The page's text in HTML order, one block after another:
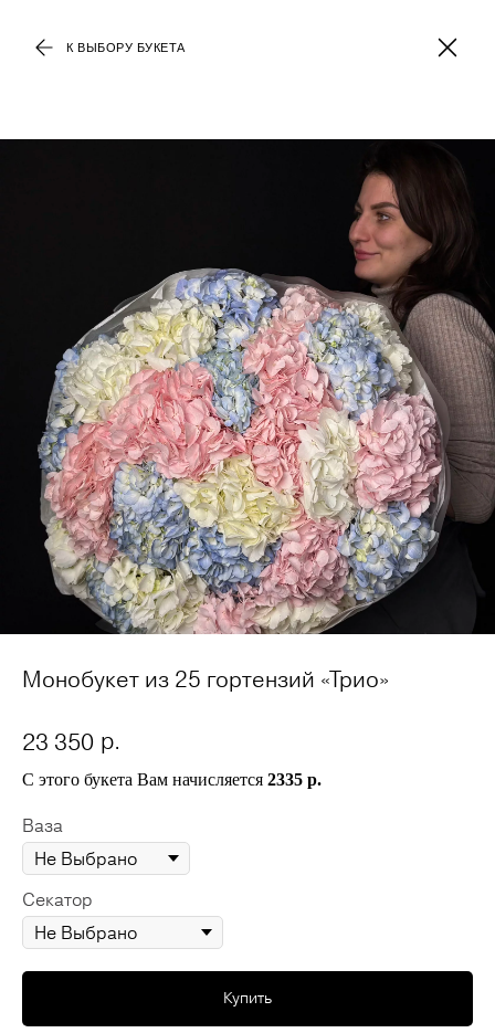
К ВЫБОРУ БУКЕТА
Монобукет из 25 гортензий «Трио»
23 350 р.
С этого букета Вам начисляется 2335 р.
Ваза
Секатор
Купить